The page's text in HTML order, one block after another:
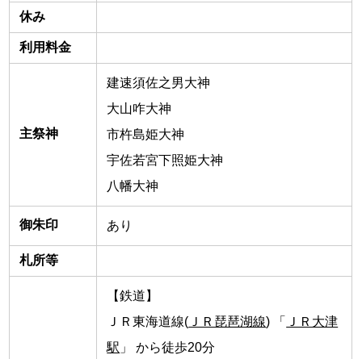
休み
利用料金
主祭神
建速須佐之男大神
大山咋大神
市杵島姫大神
宇佐若宮下照姫大神
八幡大神
御朱印 あり
札所等
【鉄道】
ＪＲ東海道線( ＪＲ琵琶湖線) 「
ＪＲ大津
駅 」 から徒歩20分